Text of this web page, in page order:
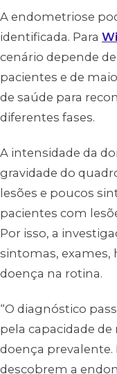
A endometriose
identificada. Para
cenário depende
pacientes e de
de saúde para
diferentes fases.
A intensidade da
gravidade do
lesões e poucos
pacientes com
Por isso, a
sintomas, exames,
doença na rotina.
“O diagnóstico
pela capacidade
doença
descobrem a